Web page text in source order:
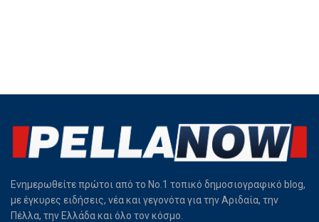
Ενημερωθείτε πρώτοι από το Νο.1 τοπικό δημοσιογραφικό blog,
με έγκυρες ειδήσεις, νέα και γεγονότα για την Αριδαία, την
Πέλλα, την Ελλάδα και όλο τον κόσμο.